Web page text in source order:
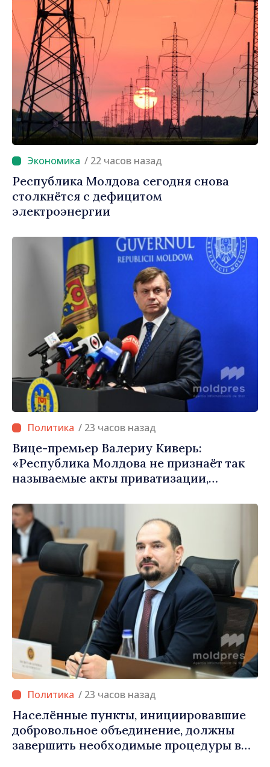
/ 22 часов назад
Республика Молдова сегодня снова
столкнётся с дефицитом
электроэнергии
/ 23 часов назад
Вице-премьер Валериу Киверь:
«Республика Молдова не признаёт так
называемые акты приватизации,
властями в восточных районах»
/ 23 часов назад
Населённые пункты, инициировавшие
добровольное объединение, должны
завершить необходимые процедуры в